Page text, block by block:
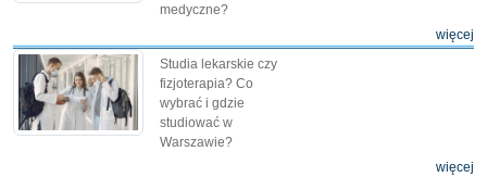
medyczne?
więcej
Studia lekarskie czy
fizjoterapia? Co
wybrać i gdzie
studiować w
Warszawie?
więcej